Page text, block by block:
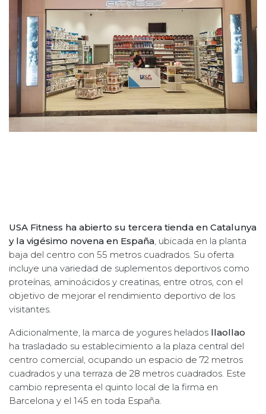
USA Fitness ha abierto su tercera tienda en Catalunya
y la vigésimo novena en España, ubicada en la planta
baja del centro con 55 metros cuadrados. Su oferta
incluye una variedad de suplementos deportivos como
proteínas, aminoácidos y creatinas, entre otros, con el
objetivo de mejorar el rendimiento deportivo de los
visitantes.
Adicionalmente, la marca de yogures helados llaollao
ha trasladado su establecimiento a la plaza central del
centro comercial, ocupando un espacio de 72 metros
cuadrados y una terraza de 28 metros cuadrados. Este
cambio representa el quinto local de la firma en
Barcelona y el 145 en toda España.